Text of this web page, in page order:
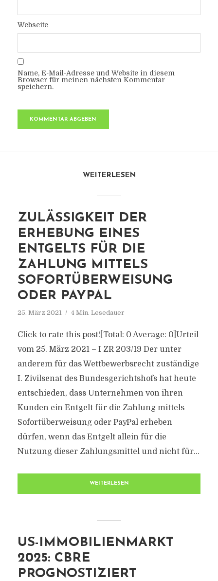
Webseite
Name, E-Mail-Adresse und Website in diesem
Browser für meinen nächsten Kommentar
speichern.
WEITERLESEN
ZULÄSSIGKEIT DER
ERHEBUNG EINES
ENTGELTS FÜR DIE
ZAHLUNG MITTELS
SOFORTÜBERWEISUNG
ODER PAYPAL
25. März 2021 4 Min. Lesedauer
Click to rate this post![Total: 0 Average: 0]Urteil
vom 25. März 2021 – I ZR 203/19 Der unter
anderem für das Wettbewerbsrecht zuständige
I. Zivilsenat des Bundesgerichtshofs hat heute
entschieden, dass Unternehmen von ihren
Kunden ein Entgelt für die Zahlung mittels
Sofortüberweisung oder PayPal erheben
dürfen, wenn das Entgelt allein für die
Nutzung dieser Zahlungsmittel und nicht für...
WEITERLESEN
US-IMMOBILIENMARKT
2025: CBRE
PROGNOSTIZIERT